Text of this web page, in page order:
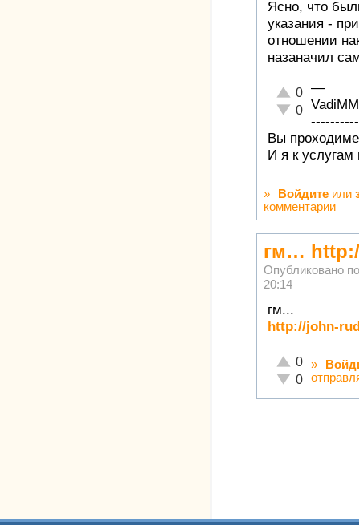
Ясно, что
указания -
отношении
назаначил
Отлично!
0
Неадекватно!
0
—
VadiMM
Вы
И я к
» Войдите или
комментарии
гм…
Опубликовано
20:14
гм...
http://john-
Отлично!
0
Неадекватно!
0
»